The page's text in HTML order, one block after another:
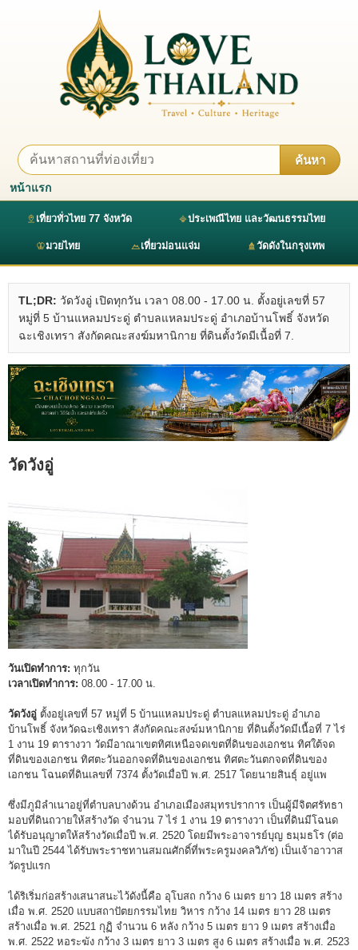
ค้นหา
หน้าแรก
เที่ยวทั่วไทย 77 จังหวัด ประเพณีไทย และวัฒนธรรมไทย
มวยไทย เที่ยวม่อนแจ่ม วัดดังในกรุงเทพ
TL;DR: วัดวังอู่ เปิดทุกวัน เวลา 08.00 - 17.00 น. ตั้งอยู่เลขที่ 57
หมู่ที่ 5 บ้านแหลมประดู่ ตำบลแหลมประดู่ อำเภอบ้านโพธิ์ จังหวัด
ฉะเชิงเทรา สังกัดคณะสงฆ์มหานิกาย ที่ดินตั้งวัดมีเนื้อที่ 7.
วัดวังอู่
วันเปิดทำการ: ทุกวัน
เวลาเปิดทำการ: 08.00 - 17.00 น.
วัดวังอู่ ตั้งอยู่เลขที่ 57 หมู่ที่ 5 บ้านแหลมประดู่ ตำบลแหลมประดู่ อำเภอ
บ้านโพธิ์ จังหวัดฉะเชิงเทรา สังกัดคณะสงฆ์มหานิกาย ที่ดินตั้งวัดมีเนื้อที่ 7 ไร่
1 งาน 19 ตารางวา วัดมีอาณาเขตทิศเหนือจดเขตที่ดินของเอกชน ทิศใต้จด
ที่ดินของเอกชน ทิศตะวันออกจดที่ดินของเอกชน ทิศตะวันตกจดที่ดินของ
เอกชน โฉนดที่ดินเลขที่ 7374 ตั้งวัดเมื่อปี พ.ศ. 2517 โดยนายสินธุ์ อยู่แพ
ซึ่งมีภูมิลำเนาอยู่ที่ตำบลบางด้วน อำเภอเมืองสมุทรปราการ เป็นผู้มีจิตศรัทธา
มอบที่ดินถวายให้สร้างวัด จำนวน 7 ไร่ 1 งาน 19 ตารางวา เป็นที่ดินมีโฉนด
ได้รับอนุญาตให้สร้างวัดเมื่อปี พ.ศ. 2520 โดยมีพระอาจารย์บุญ ธมฺมธโร (ต่อ
มาในปี 2544 ได้รับพระราชทานสมณศักดิ์ที่พระครูมงคลวิภัช) เป็นเจ้าอาวาส
วัดรูปแรก
ได้ริเริ่มก่อสร้างเสนาสนะไว้ดังนี้คือ อุโบสถ กว้าง 6 เมตร ยาว 18 เมตร สร้าง
เมื่อ พ.ศ. 2520 แบบสถาปัตยกรรมไทย วิหาร กว้าง 14 เมตร ยาว 28 เมตร
สร้างเมื่อ พ.ศ. 2521 กุฏิ จำนวน 6 หลัง กว้าง 5 เมตร ยาว 9 เมตร สร้างเมื่อ
พ.ศ. 2522 หอระฆัง กว้าง 3 เมตร ยาว 3 เมตร สูง 6 เมตร สร้างเมื่อ พ.ศ. 2523